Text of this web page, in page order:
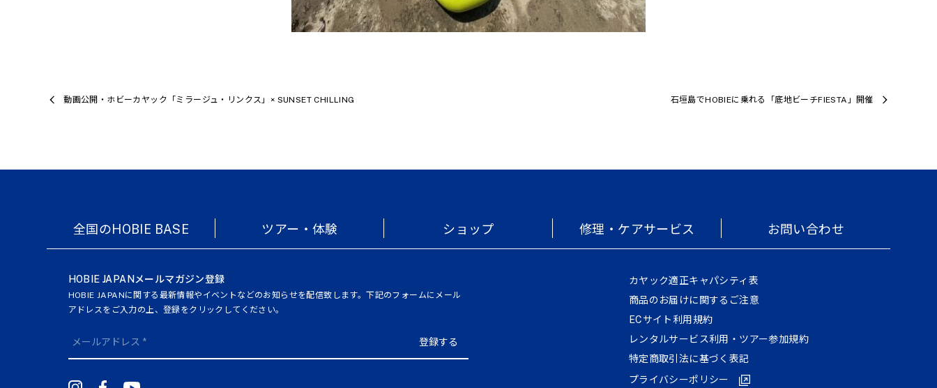
動画公開・ホビーカヤック「ミラージュ・リンクス」× SUNSET CHILLING 石垣島でHOBIEに乗れる「底地ビーチFIESTA」開催
全国のHOBIE BASE ツアー・体験 ショップ 修理・ケアサービス お問い合わせ
HOBIE JAPANメールマガジン登録
HOBIE JAPANに関する最新情報やイベントなどのお知らせを配信致します。下記のフォームにメール
アドレスをご入力の上、登録をクリックしてください。
カヤック適正キャパシティ表
商品のお届けに関するご注意
ECサイト利⽤規約
レンタルサービス利用・ツアー参加規約
特定商取引法に基づく表記
プライバシーポリシー